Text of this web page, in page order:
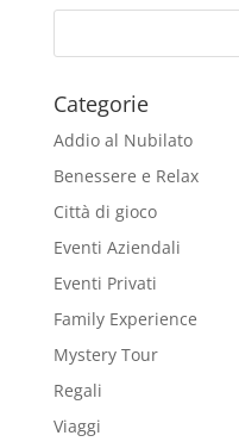
Categorie
Addio al Nubilato
Benessere e Relax
Città di gioco
Eventi Aziendali
Eventi Privati
Family Experience
Mystery Tour
Regali
Viaggi